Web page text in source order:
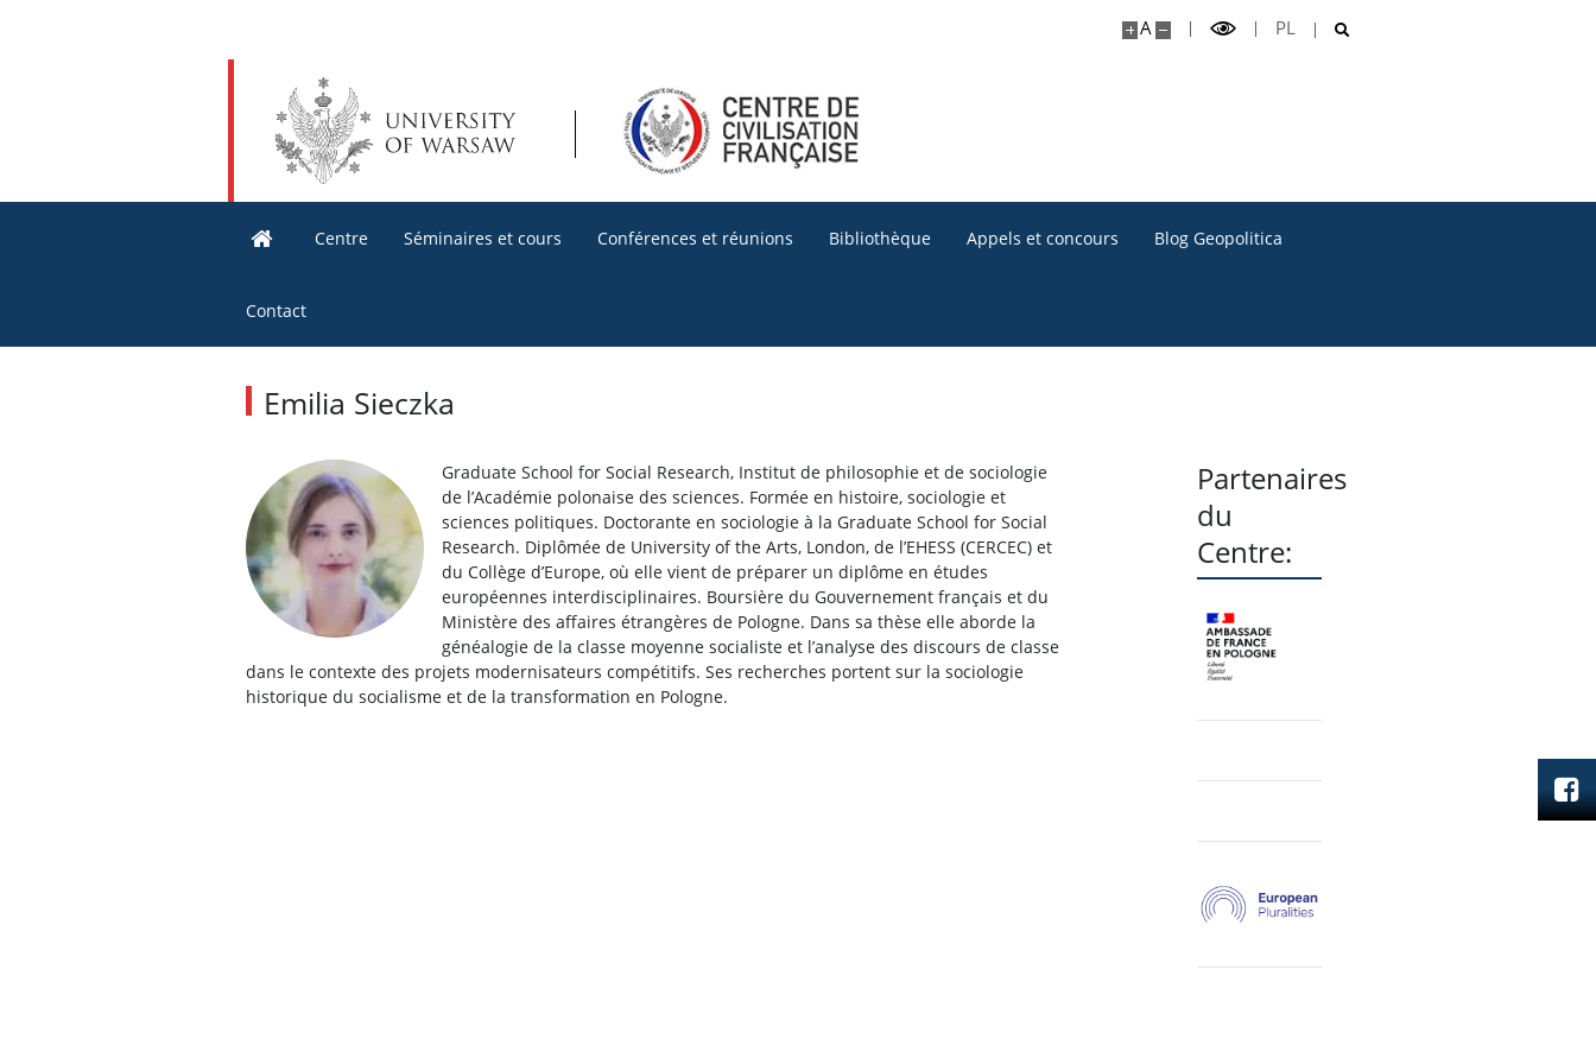
A PL
Centre Séminaires et cours Conférences et réunions Bibliothèque Appels et concours Blog Geopolitica
Contact
Emilia Sieczka
Graduate School for Social Research, Institut de philosophie et de sociologie
de l’Académie polonaise des sciences. Formée en histoire, sociologie et
sciences politiques. Doctorante en sociologie à la Graduate School for Social
Research. Diplômée de University of the Arts, London, de l’EHESS (CERCEC) et
du Collège d’Europe, où elle vient de préparer un diplôme en études
européennes interdisciplinaires. Boursière du Gouvernement français et du
Ministère des affaires étrangères de Pologne. Dans sa thèse elle aborde la
généalogie de la classe moyenne socialiste et l’analyse des discours de classe
dans le contexte des projets modernisateurs compétitifs. Ses recherches portent sur la sociologie
historique du socialisme et de la transformation en Pologne.
Partenaires
du
Centre: